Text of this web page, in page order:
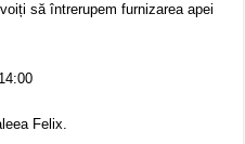
să întrerupem furnizarea apei
Felix.